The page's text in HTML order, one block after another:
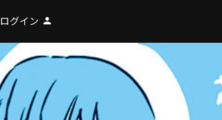
ログイン person